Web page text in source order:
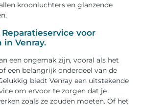
kroonluchters en glanzende
voor
Venray.
een ongemak zijn, vooral als het
een belangrijk onderdeel van de
biedt Venray een uitstekende
om ervoor te zorgen dat je
zoals ze zouden moeten. Of het